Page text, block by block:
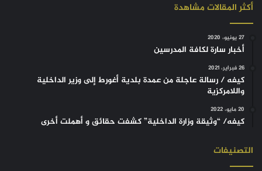
أكثر المقالات مشاهدة
27 يونيو، 2020
أخبار سارة لكافة المدرسين
26 فبراير، 2021
كيفه / رسالة عاجلة من عمدة بلدية أغورط إلى وزير الداخلية
واللامركزية
20 مايو، 2022
كيفه/ “وثيقة وزارة الداخلية” كشفت حقائق و أهملت أخرى
التصنيفات